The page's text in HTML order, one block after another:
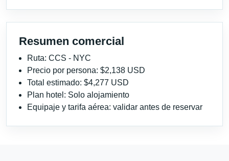
Resumen comercial
Ruta: CCS - NYC
Precio por persona: $2,138 USD
Total estimado: $4,277 USD
Plan hotel: Solo alojamiento
Equipaje y tarifa aérea: validar antes de reservar